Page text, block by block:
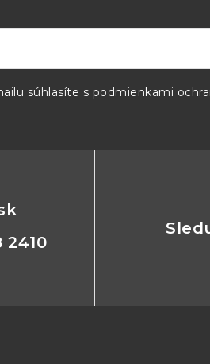
súhlasíte s podmienkami
2410